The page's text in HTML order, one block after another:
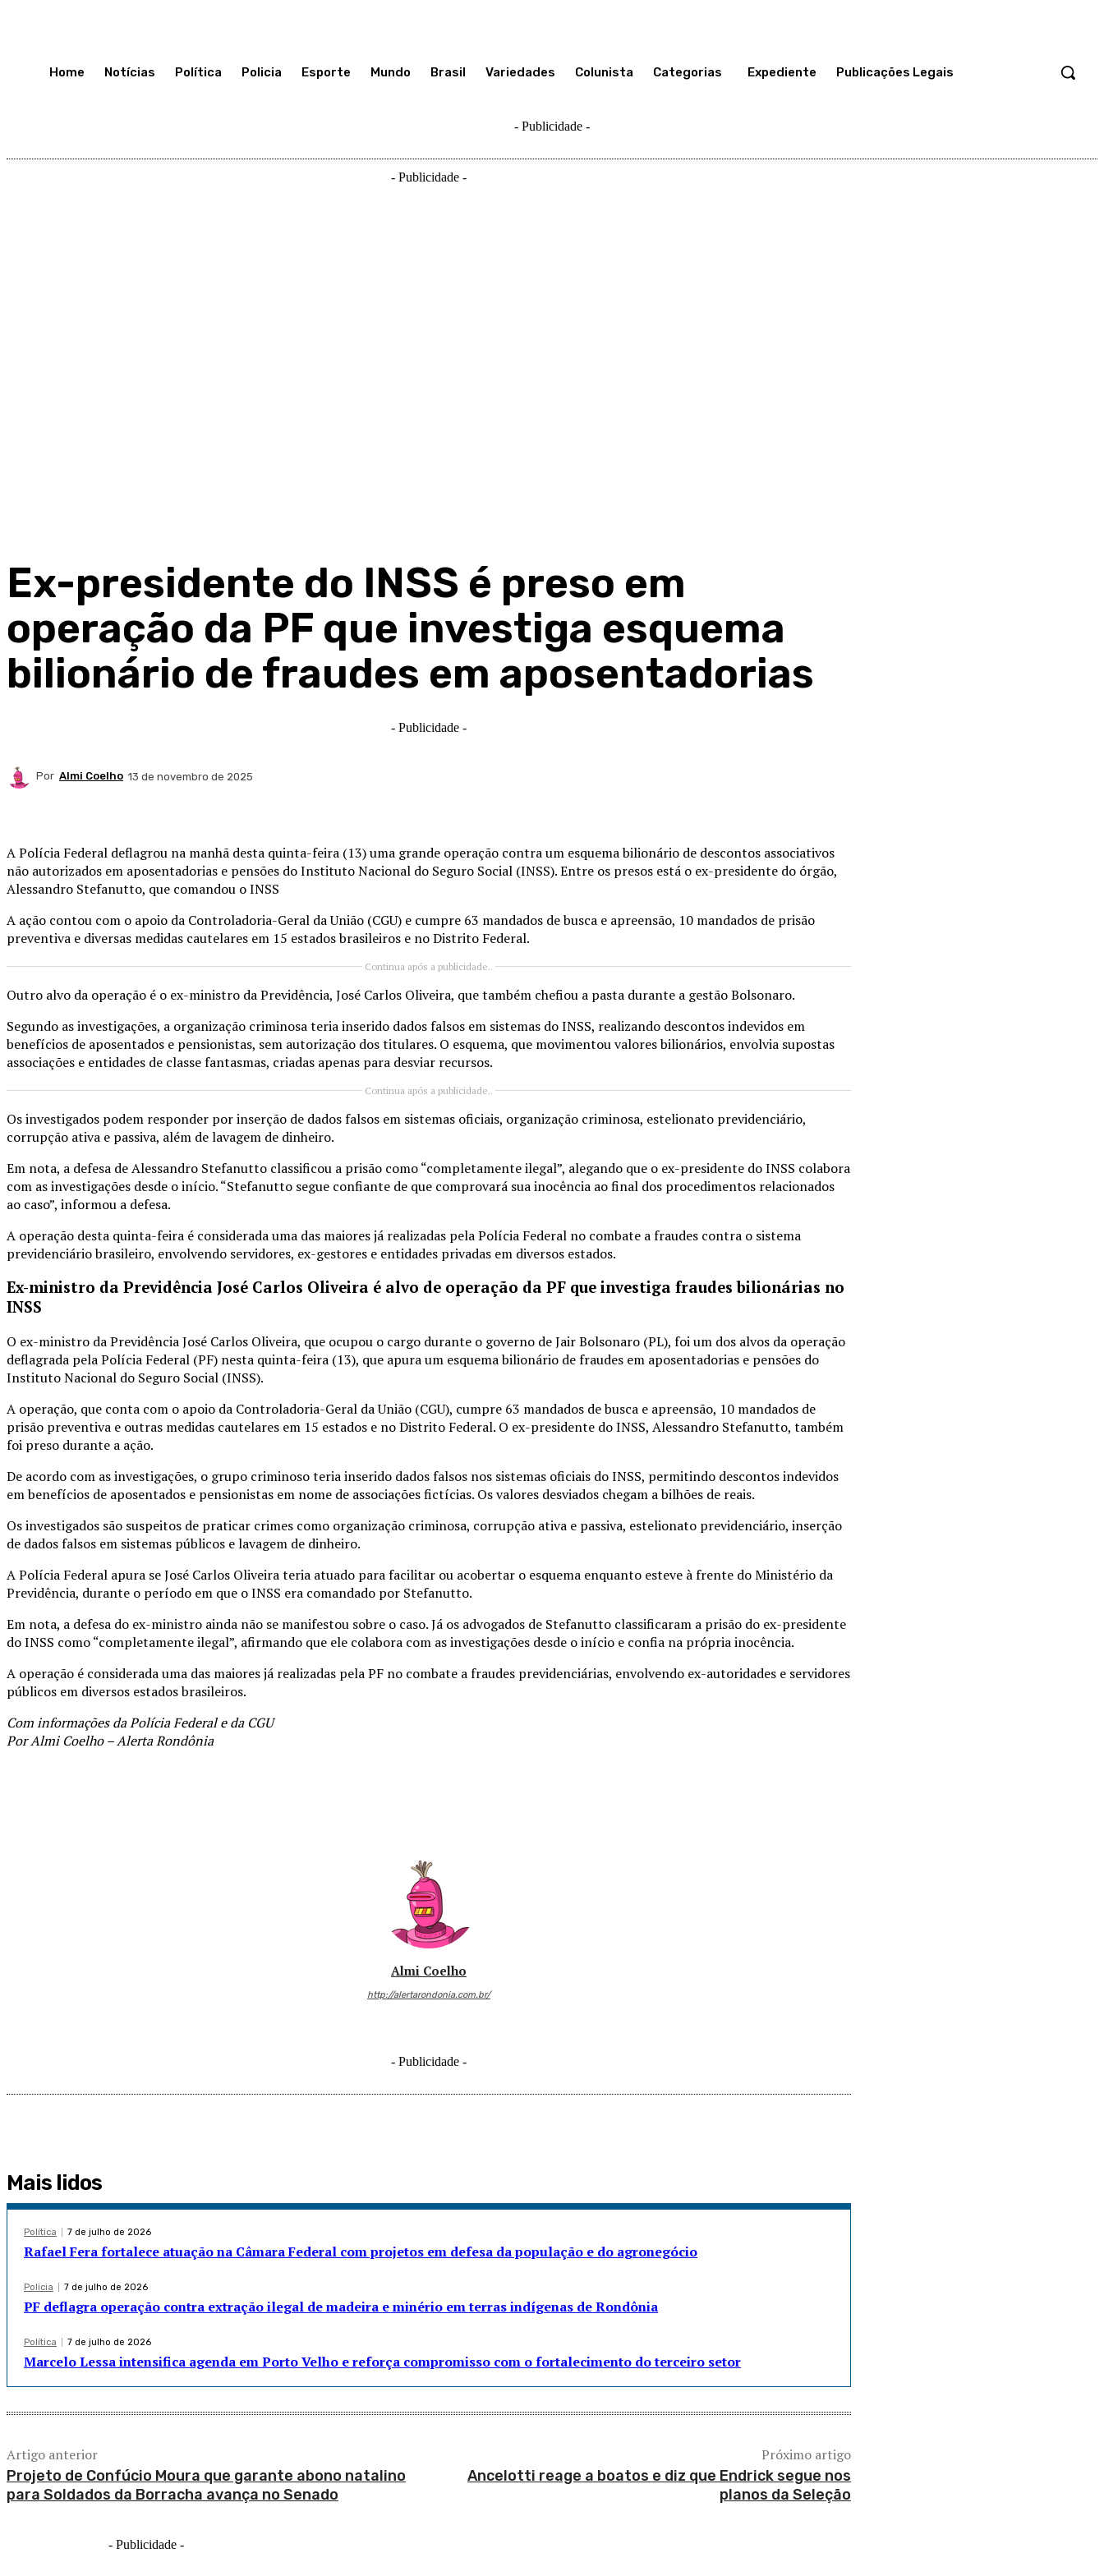
Home Notícias Política Policia Esporte Mundo Brasil Variedades Colunista Categorias Expediente Publicações Legais
- Publicidade -
- Publicidade -
Ex-presidente do INSS é preso em
operação da PF que investiga esquema
bilionário de fraudes em aposentadorias
- Publicidade -
Por Almi Coelho 13 de novembro de 2025
A Polícia Federal deflagrou na manhã desta quinta-feira (13) uma grande operação contra um esquema bilionário de descontos associativos
não autorizados em aposentadorias e pensões do Instituto Nacional do Seguro Social (INSS). Entre os presos está o ex-presidente do órgão,
Alessandro Stefanutto, que comandou o INSS
A ação contou com o apoio da Controladoria-Geral da União (CGU) e cumpre 63 mandados de busca e apreensão, 10 mandados de prisão
preventiva e diversas medidas cautelares em 15 estados brasileiros e no Distrito Federal.
Continua após a publicidade..
Outro alvo da operação é o ex-ministro da Previdência, José Carlos Oliveira, que também chefiou a pasta durante a gestão Bolsonaro.
Segundo as investigações, a organização criminosa teria inserido dados falsos em sistemas do INSS, realizando descontos indevidos em
benefícios de aposentados e pensionistas, sem autorização dos titulares. O esquema, que movimentou valores bilionários, envolvia supostas
associações e entidades de classe fantasmas, criadas apenas para desviar recursos.
Continua após a publicidade..
Os investigados podem responder por inserção de dados falsos em sistemas oficiais, organização criminosa, estelionato previdenciário,
corrupção ativa e passiva, além de lavagem de dinheiro.
Em nota, a defesa de Alessandro Stefanutto classificou a prisão como “completamente ilegal”, alegando que o ex-presidente do INSS colabora
com as investigações desde o início. “Stefanutto segue confiante de que comprovará sua inocência ao final dos procedimentos relacionados
ao caso”, informou a defesa.
A operação desta quinta-feira é considerada uma das maiores já realizadas pela Polícia Federal no combate a fraudes contra o sistema
previdenciário brasileiro, envolvendo servidores, ex-gestores e entidades privadas em diversos estados.
Ex-ministro da Previdência José Carlos Oliveira é alvo de operação da PF que investiga fraudes bilionárias no
INSS
O ex-ministro da Previdência José Carlos Oliveira, que ocupou o cargo durante o governo de Jair Bolsonaro (PL), foi um dos alvos da operação
deflagrada pela Polícia Federal (PF) nesta quinta-feira (13), que apura um esquema bilionário de fraudes em aposentadorias e pensões do
Instituto Nacional do Seguro Social (INSS).
A operação, que conta com o apoio da Controladoria-Geral da União (CGU), cumpre 63 mandados de busca e apreensão, 10 mandados de
prisão preventiva e outras medidas cautelares em 15 estados e no Distrito Federal. O ex-presidente do INSS, Alessandro Stefanutto, também
foi preso durante a ação.
De acordo com as investigações, o grupo criminoso teria inserido dados falsos nos sistemas oficiais do INSS, permitindo descontos indevidos
em benefícios de aposentados e pensionistas em nome de associações fictícias. Os valores desviados chegam a bilhões de reais.
Os investigados são suspeitos de praticar crimes como organização criminosa, corrupção ativa e passiva, estelionato previdenciário, inserção
de dados falsos em sistemas públicos e lavagem de dinheiro.
A Polícia Federal apura se José Carlos Oliveira teria atuado para facilitar ou acobertar o esquema enquanto esteve à frente do Ministério da
Previdência, durante o período em que o INSS era comandado por Stefanutto.
Em nota, a defesa do ex-ministro ainda não se manifestou sobre o caso. Já os advogados de Stefanutto classificaram a prisão do ex-presidente
do INSS como “completamente ilegal”, afirmando que ele colabora com as investigações desde o início e confia na própria inocência.
A operação é considerada uma das maiores já realizadas pela PF no combate a fraudes previdenciárias, envolvendo ex-autoridades e servidores
públicos em diversos estados brasileiros.
Com informações da Polícia Federal e da CGU
Por Almi Coelho – Alerta Rondônia
Almi Coelho
http://alertarondonia.com.br/
- Publicidade -
Mais lidos
Política 7 de julho de 2026
Rafael Fera fortalece atuação na Câmara Federal com projetos em defesa da população e do agronegócio
Policia 7 de julho de 2026
PF deflagra operação contra extração ilegal de madeira e minério em terras indígenas de Rondônia
Política 7 de julho de 2026
Marcelo Lessa intensifica agenda em Porto Velho e reforça compromisso com o fortalecimento do terceiro setor
Artigo anterior
Projeto de Confúcio Moura que garante abono natalino
para Soldados da Borracha avança no Senado
Próximo artigo
Ancelotti reage a boatos e diz que Endrick segue nos
planos da Seleção
- Publicidade -